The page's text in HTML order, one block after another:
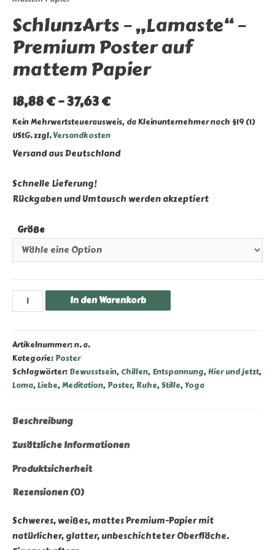
SchlunzArts – „Lamaste“ –
Premium Poster auf
mattem Papier
18,88€–37,63€
Kein Mehrwertsteuerausweis, da Kleinunternehmer nach §19 (1)
UStG.zzgl.Versandkosten
Versand aus Deutschland
Schnelle Lieferung!
Rückgaben und Umtausch werden akzeptiert
Größe
SchlunzArts
-
-
Premium
Poster
auf
Papier
In den Warenkorb
Artikelnummer:n. a.
Kategorie: Poster
Schlagwörter: Bewusstsein, Chillen, Entspannung,Hier und jetzt,
Lama,Liebe,Meditation, Poster, Ruhe, Stille,Yoga
Beschreibung
Zusätzliche Informationen
Produktsicherheit
Rezensionen (0)
Schweres, weißes, mattes Premium-Papier mit
natürlicher, glatter, unbeschichteter Oberfläche.